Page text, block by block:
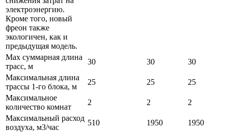
электроэнергию.
Кроме того, новый
фреон также
экологичен, как и
предыдущая модель.
Max суммарная длина
трасс, м
30 30
30
Максимальная длина
трассы 1-го блока, м
25 25
25
Максимальное
количество комнат
2 2
2
Максимальный расход
воздуха, м3/час
510 1950
1950